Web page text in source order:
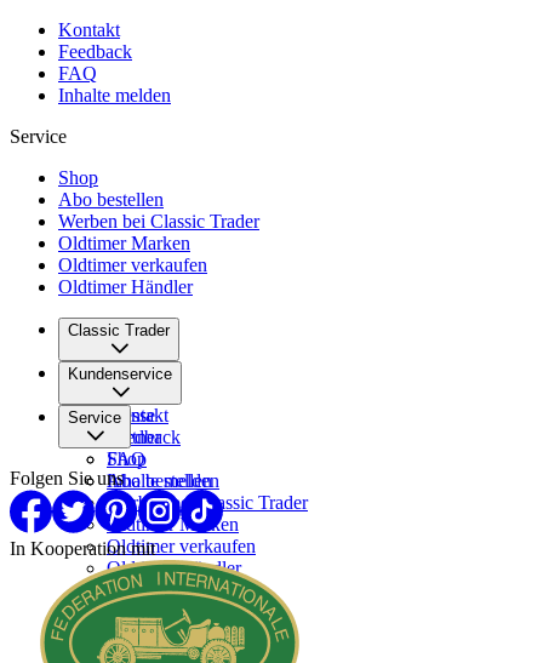
Kontakt
Feedback
FAQ
Inhalte melden
Service
Shop
Abo bestellen
Werben bei Classic Trader
Oldtimer Marken
Oldtimer verkaufen
Oldtimer Händler
Classic Trader
Über uns
Karriere
Presse
Partner
Kundenservice
Kontakt
Feedback
FAQ
Inhalte melden
Service
Shop
Abo bestellen
Werben bei Classic Trader
Oldtimer Marken
Oldtimer verkaufen
Oldtimer Händler
Folgen Sie uns
In Kooperation mit